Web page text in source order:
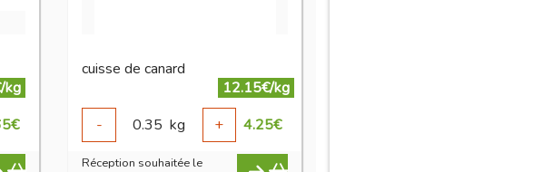
kg
€
cuisse de canard
12.15€/kg
-
0.35 kg + 4.25€
Réception souhaitée le